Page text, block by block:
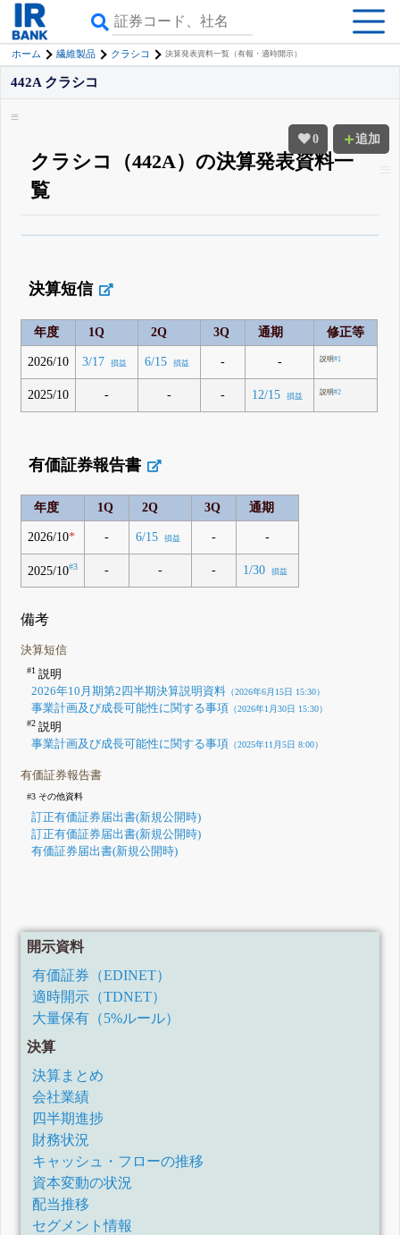
ホーム 繊維製品 クラシコ 決算発表資料一覧（有報・適時開示）
0 追加
442A クラシコ
クラシコ（442A）の決算発表資料一
覧
登録すると永久30%OFFと米株版の先行利用も付きます
決算短信
年度 1Q 2Q 3Q 通期 修正等
2026/10 3/17 損益 6/15 損益 - - 説明#1
2025/10 - - - 12/15 損益 説明#2
有価証券報告書
年度 1Q 2Q 3Q 通期
2026/10* - 6/15 損益 - -
2025/10#3 - - - 1/30 損益
備考
決算短信
#1説明
2026年10月期第2四半期決算説明資料（2026年6月15日 15:30）
事業計画及び成長可能性に関する事項 （2026年1月30日 15:30）
#2説明
事業計画及び成長可能性に関する事項 （2025年11月5日 8:00）
有価証券報告書
#3 その他資料
訂正有価証券届出書(新規公開時)
訂正有価証券届出書(新規公開時)
有価証券届出書(新規公開時)
開示資料
有価証券（EDINET）
適時開示（TDNET）
大量保有（5%ルール）
決算
決算まとめ
会社業績
四半期進捗
財務状況
キャッシュ・フローの推移
資本変動の状況
配当推移
セグメント情報